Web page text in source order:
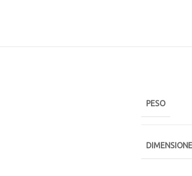
PESO